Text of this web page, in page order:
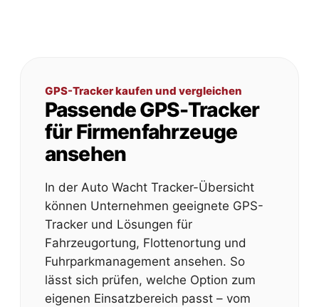
GPS-Tracker kaufen und vergleichen
Passende GPS-Tracker
für Firmenfahrzeuge
ansehen
In der Auto Wacht Tracker-Übersicht
können Unternehmen geeignete GPS-
Tracker und Lösungen für
Fahrzeugortung, Flottenortung und
Fuhrparkmanagement ansehen. So
lässt sich prüfen, welche Option zum
eigenen Einsatzbereich passt – vom